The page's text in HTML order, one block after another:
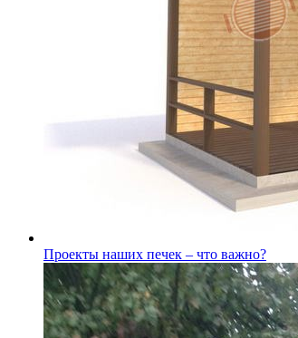
Проекты наших печек – что важно?